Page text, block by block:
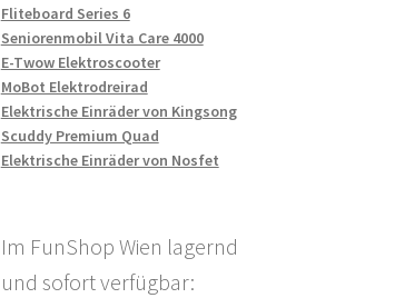
Fliteboard Series 6
Seniorenmobil Vita Care 4000
E-Twow Elektroscooter
MoBot Elektrodreirad
Elektrische Einräder von Kingsong
Scuddy Premium Quad
Elektrische Einräder von Nosfet
Im FunShop Wien lagernd
und sofort verfügbar: